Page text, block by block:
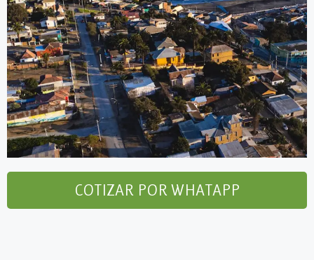
COTIZAR POR WHATAPP